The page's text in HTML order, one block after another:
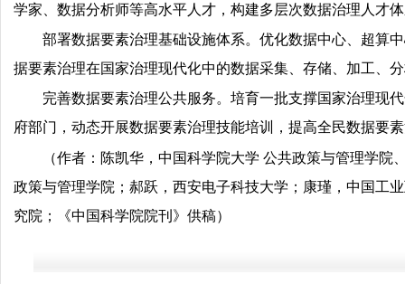
学家、数据分析师等高水平人才，构建多层次数据治理人才
部署数据要素治理基础设施体系。优化数据中心、超算
据要素治理在国家治理现代化中的数据采集、存储、加工、
完善数据要素治理公共服务。培育一批支撑国家治理现
府部门，动态开展数据要素治理技能培训，提高全民数据要
（作者：陈凯华，中国科学院大学 公共政策与管理学
政策与管理学院；郝跃，西安电子科技大学；康瑾，中国工
究院；《中国科学院院刊》供稿）